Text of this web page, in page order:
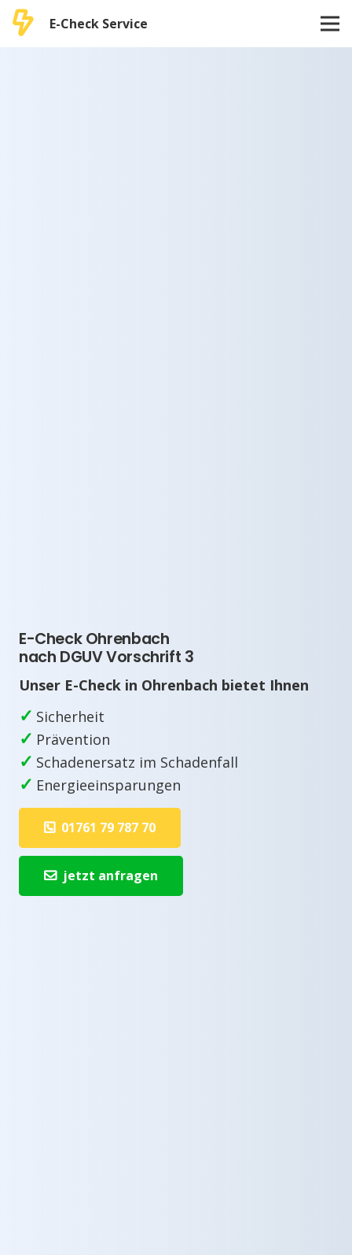
E-Check Service
E-Check Ohrenbach
nach DGUV Vorschrift 3
Unser E-Check in Ohrenbach bietet Ihnen
✓ Sicherheit
✓ Prävention
✓ Schadenersatz im Schadenfall
✓ Energieeinsparungen
01761 79 787 70
jetzt anfragen